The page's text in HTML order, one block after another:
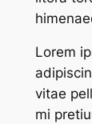
Lorem
vitae
mi